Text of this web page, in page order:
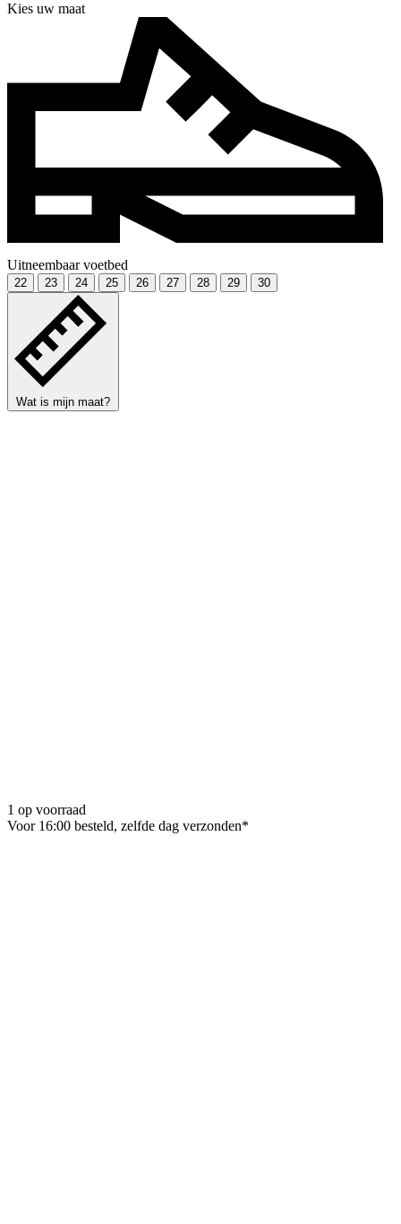
Kies uw maat
Uitneembaar voetbed
22 23 24 25 26 27 28 29 30
Wat is mijn maat?
1 op voorraad
Voor 16:00 besteld, zelfde dag verzonden*